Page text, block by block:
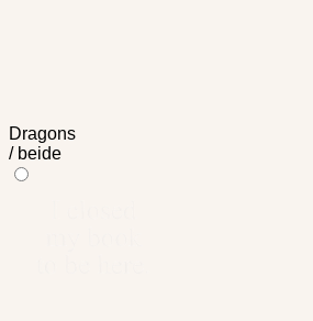
Dragons
/ beide